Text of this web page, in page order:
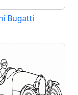
Bugatti